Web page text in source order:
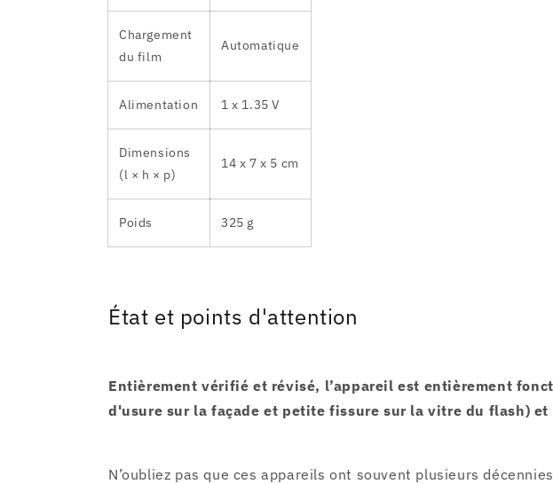
Chargement
du film
Automatique
Alimentation 1 x 1.35 V
Dimensions
(l × h × p)
14 x 7 x 5 cm
Poids 325 g
État et points d'attention
Entièrement vérifié et révisé, l’appareil est entièrement
d'usure sur la façade et petite fissure sur la vitre du flash) et
N’oubliez pas que ces appareils ont souvent plusieurs